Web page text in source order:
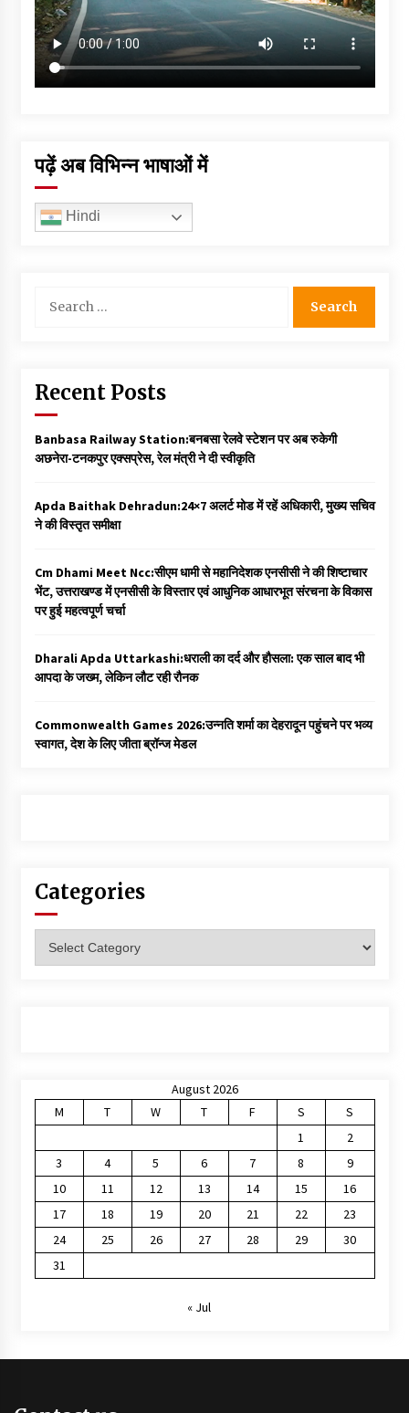
पढ़ें अब विभिन्न भाषाओं में
Hindi
for:
Recent Posts
Banbasa Railway Station:बनबसा रेलवे स्टेशन पर अब रुकेगी
अछनेरा-टनकपुर एक्सप्रेस, रेल मंत्री ने दी स्वीकृति
Apda Baithak Dehradun:24×7 अलर्ट मोड में रहें अधिकारी, मुख्य सचिव
ने की विस्तृत समीक्षा
Cm Dhami Meet Ncc:सीएम धामी से महानिदेशक एनसीसी ने की शिष्टाचार
भेंट, उत्तराखण्ड में एनसीसी के विस्तार एवं आधुनिक आधारभूत संरचना के विकास
पर हुई महत्वपूर्ण चर्चा
Dharali Apda Uttarkashi:धराली का दर्द और हौसला: एक साल बाद भी
आपदा के जख्म, लेकिन लौट रही रौनक
Commonwealth Games 2026:उन्नति शर्मा का देहरादून पहुंचने पर भव्य
स्वागत, देश के लिए जीता ब्रॉन्ज मेडल
Categories
August 2026
M
T W T F S
S
1
2
3
4 5 6 7 8
9
10
11 12 13 14 15
16
17
18 19 20 21 22
23
24
25 26 27 28 29
30
31
« Jul